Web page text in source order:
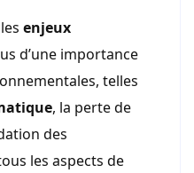
enjeux
d’une importance
telles
, la perte de
des
les aspects de